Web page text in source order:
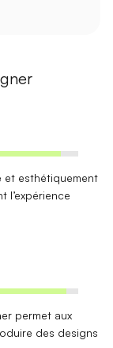
et esthétiquement
l’expérience
permet aux
des designs